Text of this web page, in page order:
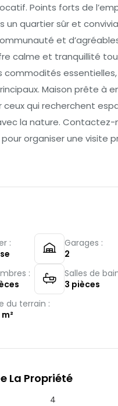
Points forts de
un quartier sûr et
et
calme et tranquillité
commodités
Maison prête à
ceux qui recherchent
la nature. Contactez-
pour organiser une visite
:
Garages :
2
:
Salles de
3 pièces
du terrain :
m²
La Propriété
4